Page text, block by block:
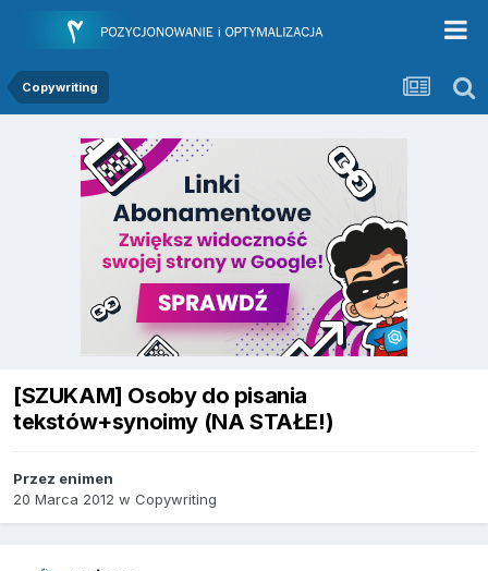
Copywriting
[SZUKAM] Osoby do pisania
tekstów+synoimy (NA STAŁE!)
Przez enimen
20 Marca 2012 w Copywriting